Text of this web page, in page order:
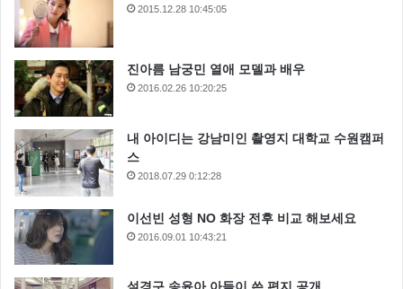
2015.12.28 10:45:05
진아름 남궁민 열애 모델과 배우
2016.02.26 10:20:25
내 아이디는 강남미인 촬영지 대학교 수원캠퍼
스
2018.07.29 0:12:28
이선빈 성형 NO 화장 전후 비교 해보세요
2016.09.01 10:43:21
설경구 송윤아 아들이 쓴 편지 공개